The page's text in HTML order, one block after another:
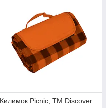
Килимок Picnic, TM Discover